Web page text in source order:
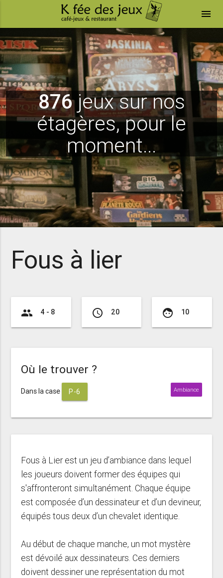
menu
876jeux sur nos
étagères, pour le
moment...
Fous à lier
group 4 - 8 access_time 20 face 10
Où le trouver ?
Dans la case P-6 Ambiance
Fous à Lier est un jeu d’ambiance dans lequel
les joueurs doivent former des équipes qui
s'affronteront simultanément. Chaque équipe
est composée d’un dessinateur et d’un devineur,
équipés tous deux d’un chevalet identique.
Au début de chaque manche, un mot mystère
est dévoilé aux dessinateurs. Ces derniers
doivent dessiner une représentation du mot